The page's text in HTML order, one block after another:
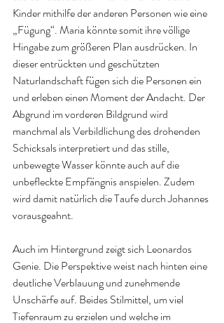
Kinder mithilfe der anderen Personen wie eine
„Fügung“. Maria könnte somit ihre völlige
Hingabe zum größeren Plan ausdrücken. In
dieser entrückten und geschützten
Naturlandschaft fügen sich die Personen ein
und erleben einen Moment der Andacht. Der
Abgrund im vorderen Bildgrund wird
manchmal als Verbildlichung des drohenden
Schicksals interpretiert und das stille,
unbewegte Wasser könnte auch auf die
unbefleckte Empfängnis anspielen. Zudem
wird damit natürlich die Taufe durch Johannes
vorausgeahnt.
Auch im Hintergrund zeigt sich Leonardos
Genie. Die Perspektive weist nach hinten eine
deutliche Verblauung und zunehmende
Unschärfe auf. Beides Stilmittel, um viel
Tiefenraum zu erzielen und welche im